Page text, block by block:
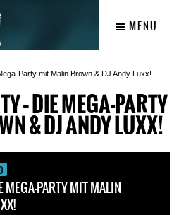
MENU
Party mit Malin Brown & DJ Andy Luxx!
– DIE MEGA-PARTY
& DJ ANDY LUXX!
MEGA-PARTY MIT MALIN